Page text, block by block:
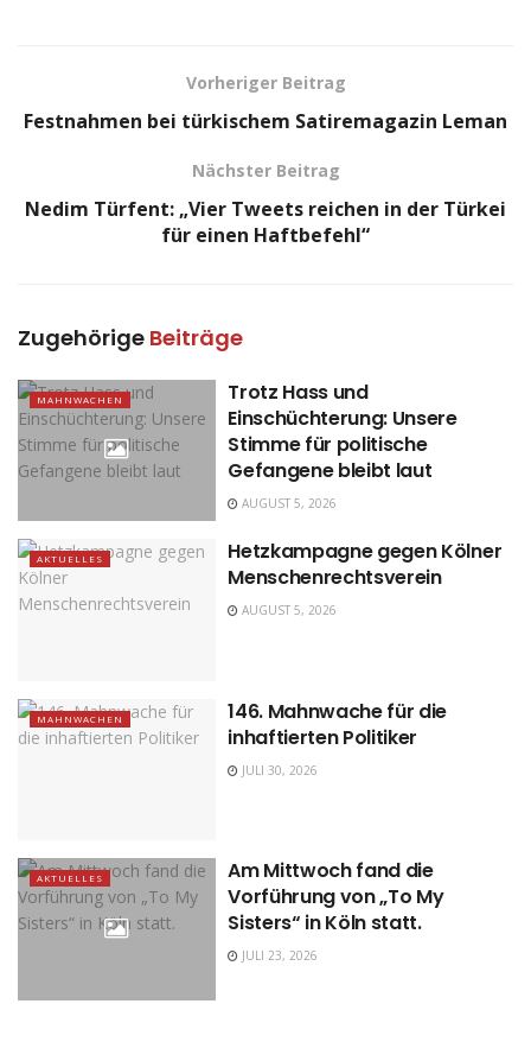
Vorheriger Beitrag
Festnahmen bei türkischem Satiremagazin Leman
Nächster Beitrag
Nedim Türfent: „Vier Tweets reichen in der Türkei
für einen Haftbefehl“
Zugehörige Beiträge
MAHNWACHEN
Trotz Hass und
Einschüchterung: Unsere
Stimme für politische
Gefangene bleibt laut
AUGUST 5, 2026
AKTUELLES
Hetzkampagne gegen Kölner
Menschenrechtsverein
AUGUST 5, 2026
MAHNWACHEN
146. Mahnwache für die
inhaftierten Politiker
JULI 30, 2026
AKTUELLES
Am Mittwoch fand die
Vorführung von „To My
Sisters“ in Köln statt.
JULI 23, 2026